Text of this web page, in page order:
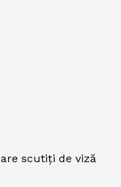
scutiți de viză